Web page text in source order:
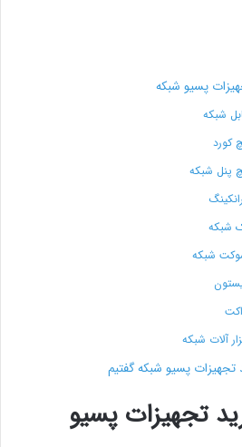
پسیو شبکه
شبکه
کورد
پنل شبکه
شبکه
شبکه
آلات شبکه
تجهیزات پسیو شبکه گفتیم
تجهیزات پسیو